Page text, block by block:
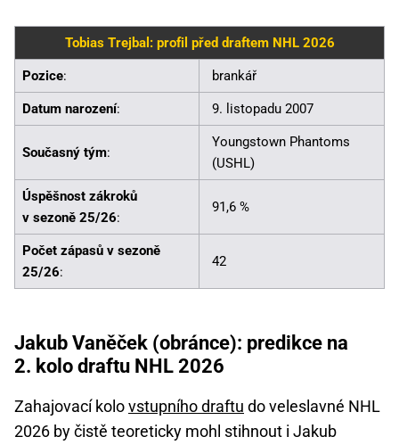
Tobias Trejbal: profil před draftem NHL 2026
Pozice: brankář
Datum narození: 9. listopadu 2007
Současný tým:
Youngstown Phantoms
(USHL)
Úspěšnost zákroků
v sezoně 25/26:
91,6 %
Počet zápasů v sezoně
25/26:
42
Jakub Vaněček (obránce): predikce na
2. kolo draftu NHL 2026
Zahajovací kolovstupního draftu do veleslavné NHL
2026 by čistě teoreticky mohl stihnout i Jakub